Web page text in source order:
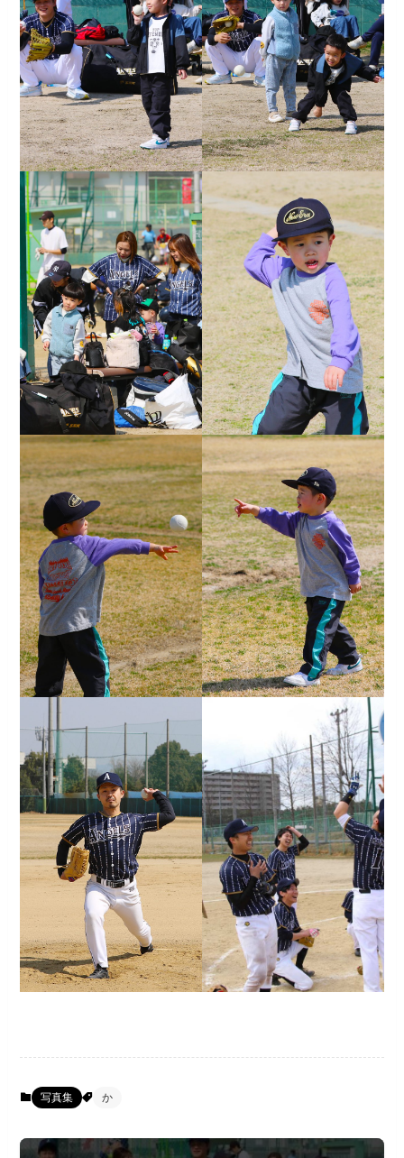
写真集 か